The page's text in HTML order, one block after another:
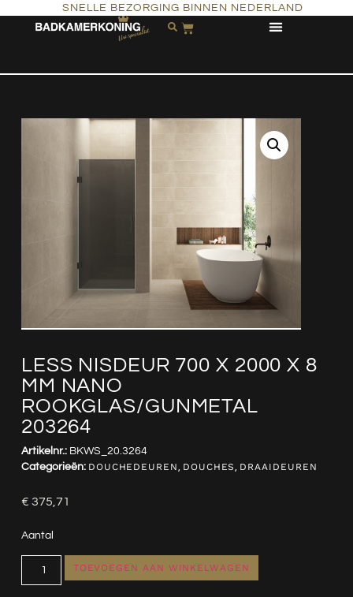
SNELLE BEZORGING BINNEN NEDERLAND
LESS NISDEUR 700 X 2000 X 8
MM NANO
ROOKGLAS/GUNMETAL
203264
Artikelnr.: BKWS_20.3264
Categorieën: DOUCHEDEUREN, DOUCHES, DRAAIDEUREN
€ 375,71
Aantal
TOEVOEGEN AAN WINKELWAGEN